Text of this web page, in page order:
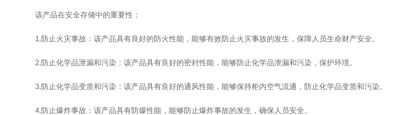
该产品在安全存储中的重要性：
1.防止火灾事故：该产品具有良好的防火性能，能够有效防止火灾事故的发生，保障人员生命财产安全。
2.防止化学品泄漏和污染：该产品具有良好的密封性能，能够防止化学品泄漏和污染，保护环境。
3.防止化学品变质和污染：该产品具有良好的通风性能，能够保持柜内空气流通，防止化学品变质和污染。
4.防止爆炸事故：该产品具有防爆性能，能够防止爆炸事故的发生，确保人员安全。